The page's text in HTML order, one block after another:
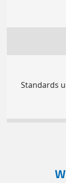
Standards